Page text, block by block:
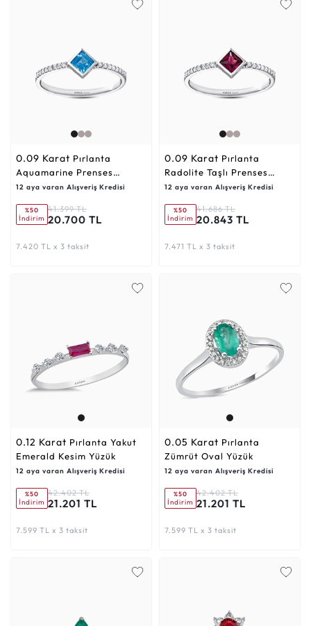
0.09 Karat
Aquamarine Prenses
Kesim Yüzük
12 aya varan Alışveriş Kredisi
%50
İndirim
41.399 TL
20.700 TL
7.420 TL x 3 taksit
0.09 Karat
Radolite Taşlı Prenses
Kesim Yüzük
12 aya varan Alışveriş Kredisi
%50
İndirim
41.686 TL
20.843 TL
7.471 TL x 3 taksit
0.12 Karat
Emerald Kesim Yüzük
12 aya varan Alışveriş Kredisi
%50
İndirim
42.402 TL
21.201 TL
7.599 TL x 3 taksit
0.05 Karat
Zümrüt Oval Yüzük
12 aya varan Alışveriş Kredisi
%50
İndirim
42.402 TL
21.201 TL
7.599 TL x 3 taksit